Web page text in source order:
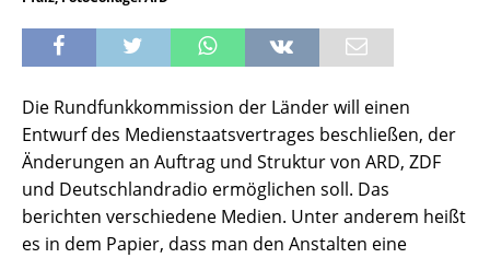
Die Rundfunkkommission der Länder will einen
Entwurf des Medienstaatsvertrages beschließen, der
Änderungen an Auftrag und Struktur von ARD, ZDF
und Deutschlandradio ermöglichen soll. Das
berichten verschiedene Medien. Unter anderem heißt
es in dem Papier, dass man den Anstalten eine